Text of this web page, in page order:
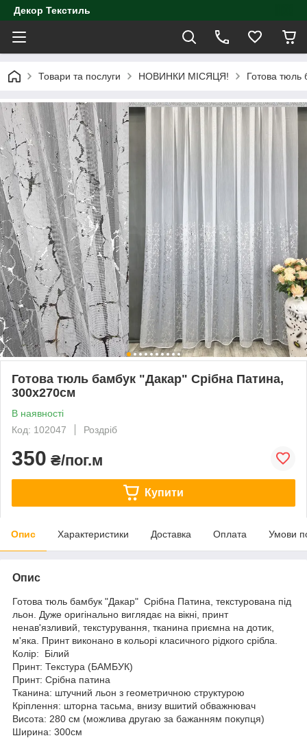
Декор Текстиль
Товари та послуги НОВИНКИ МІСЯЦЯ! Готова тюль
Готова тюль бамбук "Дакар" Срібна Патина,
300х270см
В наявності
Код: 102047
Роздріб
350 ₴/пог.м
Купити
Опис Характеристики Доставка Оплата Умови
Опис
Готова тюль бамбук "Дакар" Срібна Патина, текстурована під
льон. Дуже оригінально виглядає на вікні, принт
ненав'язливий, текстурування, тканина приємна на дотик,
м'яка. Принт виконано в кольорі класичного рідкого срібла.
Колір: Білий
Принт: Текстура (БАМБУК)
Принт: Срібна патина
Тканина: штучний льон з геометричною структурою
Кріплення: шторна тасьма, внизу вшитий обважнювач
Висота: 280 см (можлива другаю за бажанням покупця)
Ширина: 300см